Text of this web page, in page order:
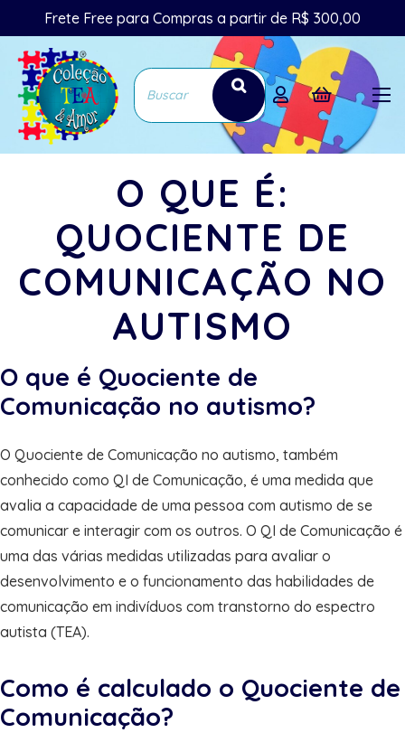
Frete Free para Compras a partir de R$ 300,00
O QUE É:
QUOCIENTE DE
COMUNICAÇÃO NO
AUTISMO
O que é Quociente de
Comunicação no autismo?
O Quociente de Comunicação no autismo, também
conhecido como QI de Comunicação, é uma medida que
avalia a capacidade de uma pessoa com autismo de se
comunicar e interagir com os outros. O QI de Comunicação é
uma das várias medidas utilizadas para avaliar o
desenvolvimento e o funcionamento das habilidades de
comunicação em indivíduos com transtorno do espectro
autista (TEA).
Como é calculado o Quociente de
Comunicação?